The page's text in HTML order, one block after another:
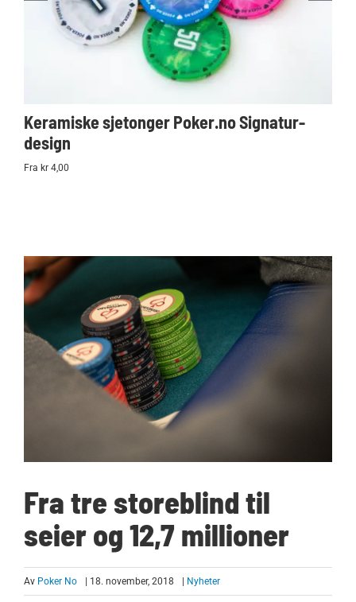
Keramiske sjetonger Poker.no Signatur-
design
Fra kr 4,00
Fra tre storeblind til
seier og 12,7 millioner
Av Poker No | 18. november, 2018 | Nyheter